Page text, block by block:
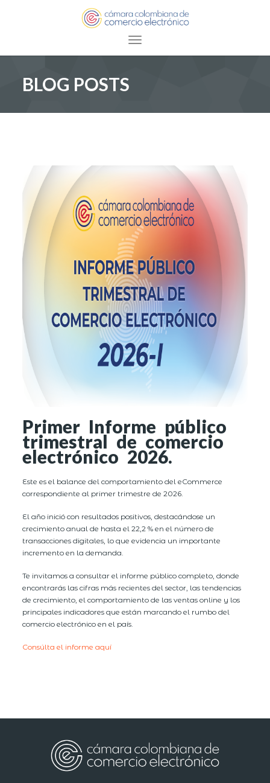
Toggle navigation
BLOG POSTS
Primer Informe público
trimestral de comercio
electrónico 2026.
Este es el balance del comportamiento del eCommerce
correspondiente al primer trimestre de 2026.
El año inició con resultados positivos, destacándose un
crecimiento anual de hasta el 22,2 % en el número de
transacciones digitales, lo que evidencia un importante
incremento en la demanda.
Te invitamos a consultar el informe público completo, donde
encontrarás las cifras más recientes del sector, las tendencias
de crecimiento, el comportamiento de las ventas online y los
principales indicadores que están marcando el rumbo del
comercio electrónico en el país.
Consúlta el informe aquí